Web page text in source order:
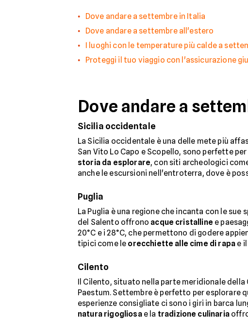
Dove andare a settembre in Italia
Dove andare a settembre all'estero
I luoghi con le temperature più calde a
Proteggi il tuo viaggio con l'assicurazione
Dove andare a
Sicilia occidentale
La Sicilia occidentale è una delle mete più
San Vito Lo Capo e Scopello, sono perfette
storia da esplorare, con siti archeologici
anche le escursioni nell'entroterra, dove è
Puglia
La Puglia è una regione che incanta con le
del Salento offrono acque cristalline e
20°C e i 28°C, che permettono di godere
tipici come le orecchiette alle cime di rapa e il
Cilento
Il Cilento, situato nella parte meridionale della
Paestum. Settembre è perfetto per esplorare
esperienze consigliate ci sono i giri in barca
natura rigogliosae la tradizione culinaria